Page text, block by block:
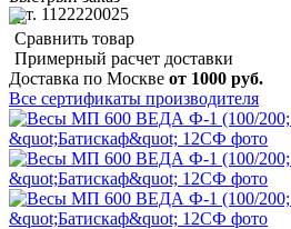
арт. 1122220025
Сравнить товар
Примерный расчет доставки
Доставка по Москве от 1000 руб.
Все сертификаты производителя